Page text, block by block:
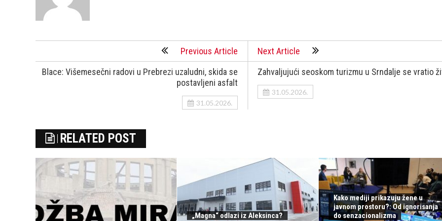
Previous Article
Blace: Višemesečni radovi u Prebrezi uzaludni, skida se
postavljeni asfalt
31.05.2026.
Next Article
Zahvaljujući seoskom turizmu u Srndalje se vratio
31.05.2026.
RELATED POST
„Magna“ odlazi iz Aleksinca?
Kako mediji prikazuju žene u
javnom prostoru?: Od ignorisanja
do senzacionalizma